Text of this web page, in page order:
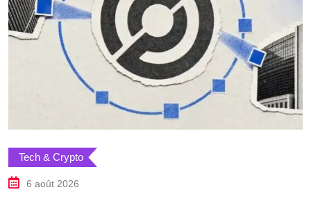
Tech & Crypto
6 août 2026